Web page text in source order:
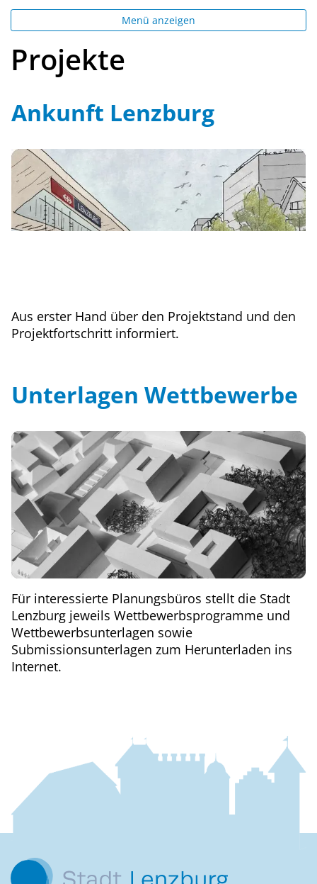
Menü anzeigen
Projekte
Ankunft Lenzburg
Aus erster Hand über den Projektstand und den
Projektfortschritt informiert.
Unterlagen Wettbewerbe
Für interessierte Planungsbüros stellt die Stadt
Lenzburg jeweils Wettbewerbsprogramme und
Wettbewerbsunterlagen sowie
Submissionsunterlagen zum Herunterladen ins
Internet.